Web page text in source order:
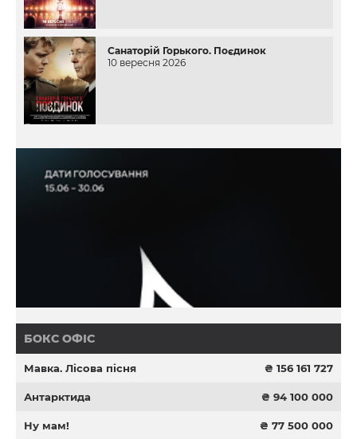
Санаторій Горького. Поєдинок
10 вересня 2026
БОКС ОФІС
Мавка. Лісова пісня ₴ 156 161 727
Антарктида ₴ 94 100 000
Ну мам! ₴ 77 500 000